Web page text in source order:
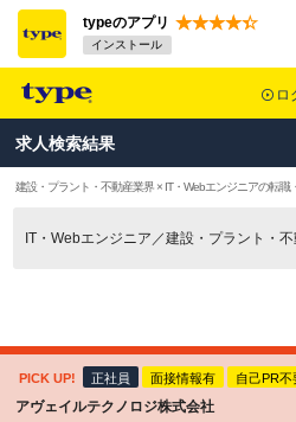
typeのアプリ
インストール
ロ
求人検索結果
建設・プラント・不動産業界 × IT・Webエンジニアの転職
IT・Webエンジニア／建設・プラント・
PICK UP! 正社員 面接情報有 自己PR不
アヴェイルテクノロジ株式会社